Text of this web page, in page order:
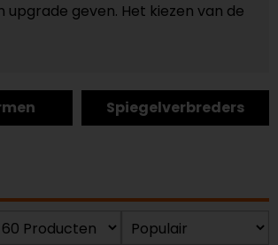
geven. Het kiezen van de
Spiegelverbreders